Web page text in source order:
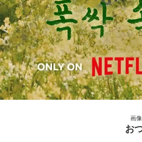
画
お